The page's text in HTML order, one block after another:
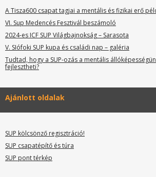
A Tisza600 csapat tagjai a mentális és fizikai erő
VI. Sup Medencés Fesztivál beszámoló
2024-es ICF SUP Világbajnokság – Sarasota
V. SIófoki SUP kupa és családi nap – galéria
Tudtad, hogy a SUP-ozás a mentális
fejlesztheti?
Ajánlott oldalak
SUP kölcsönző regisztráció!
SUP csapatépítő és túra
SUP pont térkép